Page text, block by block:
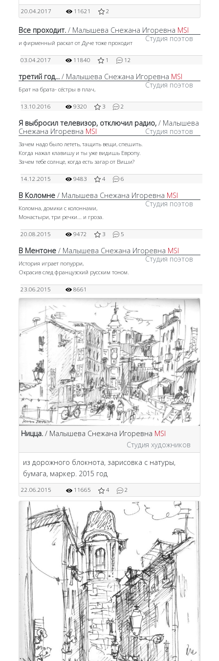
20.04.2017 11621 2
Все проходит. / Малышева Снежана Игоревна MSI
Студия поэтов
и фирменный раскат от Дуче тоже проходит
03.04.2017 11840 1 12
третий год... / Малышева Снежана Игоревна MSI
Студия поэтов
Брат на брата- сёстры в плач,
13.10.2016 9320 3 2
Я выбросил телевизор, отключил радио, / Малышева
Снежана Игоревна MSI Студия поэтов
Зачем надо было лететь, тащить вещи, спешить.
Когда нажал клавишу и ты уже видишь Европу.
Зачем тебе солнце, когда есть загар от Виши?
14.12.2015 9483 4 6
В Коломне / Малышева Снежана Игоревна MSI
Студия поэтов
Коломна, домики с колоннами,
Монастыри, три речки... и гроза.
20.08.2015 9472 3 5
В Ментоне / Малышева Снежана Игоревна MSI
Студия поэтов
История играет попурри,
Окрасив след французский русским тоном.
23.06.2015 8661
Ницца. / Малышева Снежана Игоревна MSI
Студия художников
из дорожного блокнота, зарисовка с натуры,
бумага, маркер. 2015 год
22.06.2015 11665 4 2